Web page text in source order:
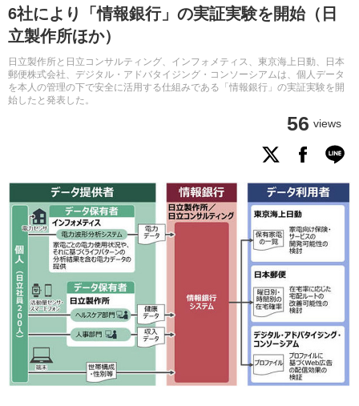
6社により「情報銀行」の実証実験を開始（日
立製作所ほか）
日立製作所と日立コンサルティング、インフォメティス、東京海上日動、日本
郵便株式会社、デジタル・アドバタイジング・コンソーシアムは、個人データ
を本人の管理の下で安全に活用する仕組みである「情報銀行」の実証実験を開
始したと発表した。
56 views